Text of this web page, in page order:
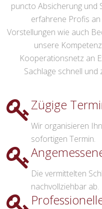
puncto Absicherung und
erfahrene Profis
Vorstellungen wie auch
unsere
Kooperationsnetz an
Sachlage schnell und
Zügige
Wir organisieren
sofortigen Termin.
Die vermittelten
nachvollziehbar ab.